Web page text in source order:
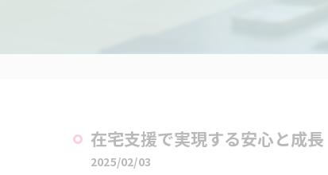
在宅支援で実現する安心と成長
2025/02/03